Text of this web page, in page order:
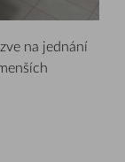
na jednání